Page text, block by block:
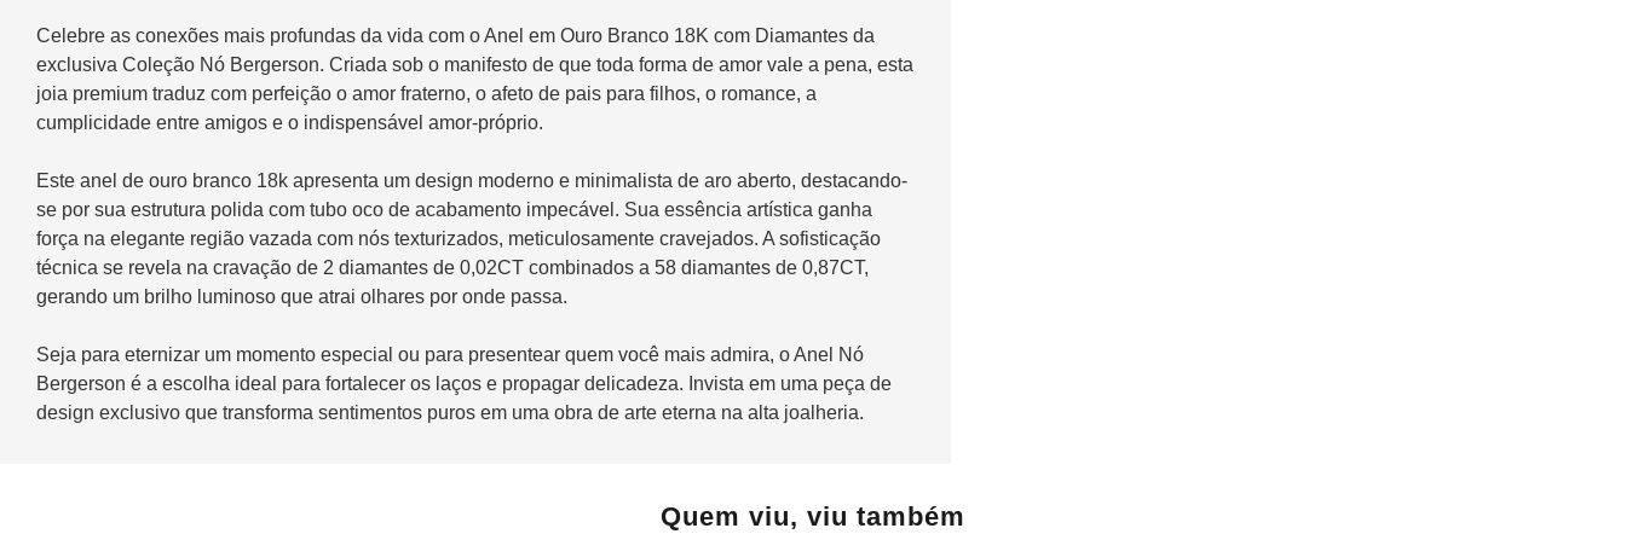
Celebre as conexões mais profundas da vida com o Anel em Ouro Branco 18K com Diamantes da
exclusiva Coleção Nó Bergerson. Criada sob o manifesto de que toda forma de amor vale a pena, esta
joia premium traduz com perfeição o amor fraterno, o afeto de pais para filhos, o romance, a
cumplicidade entre amigos e o indispensável amor-próprio.
Este anel de ouro branco 18k apresenta um design moderno e minimalista de aro aberto, destacando-
se por sua estrutura polida com tubo oco de acabamento impecável. Sua essência artística ganha
força na elegante região vazada com nós texturizados, meticulosamente cravejados. A sofisticação
técnica se revela na cravação de 2 diamantes de 0,02CT combinados a 58 diamantes de 0,87CT,
gerando um brilho luminoso que atrai olhares por onde passa.
Seja para eternizar um momento especial ou para presentear quem você mais admira, o Anel Nó
Bergerson é a escolha ideal para fortalecer os laços e propagar delicadeza. Invista em uma peça de
design exclusivo que transforma sentimentos puros em uma obra de arte eterna na alta joalheria.
Quem viu, viu também